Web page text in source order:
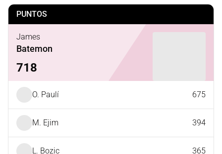
PUNTOS
James
Batemon
718
O. Paulí 675
M. Ejim 394
L. Bozic 365